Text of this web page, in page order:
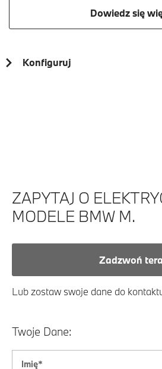
Dowiedz się
Konfiguruj
ZAPYTAJ O
MODELE BMW M.
Zadzwoń
Lub zostaw swoje dane do
Twoje Dane: